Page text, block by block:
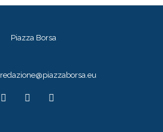
redazione@piazzaborsa.eu